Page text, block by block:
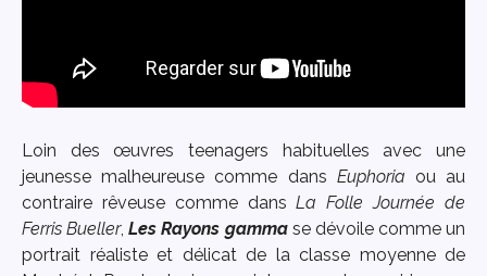
Loin des œuvres teenagers habituelles avec une
jeunesse malheureuse comme dans Euphoria ou au
contraire rêveuse comme dansLa Folle Journée de
Ferris Bueller,Les Rayons gammase dévoile comme un
portrait réaliste et délicat de la classe moyenne de